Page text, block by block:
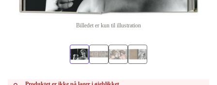
Billedet er kun til illustration